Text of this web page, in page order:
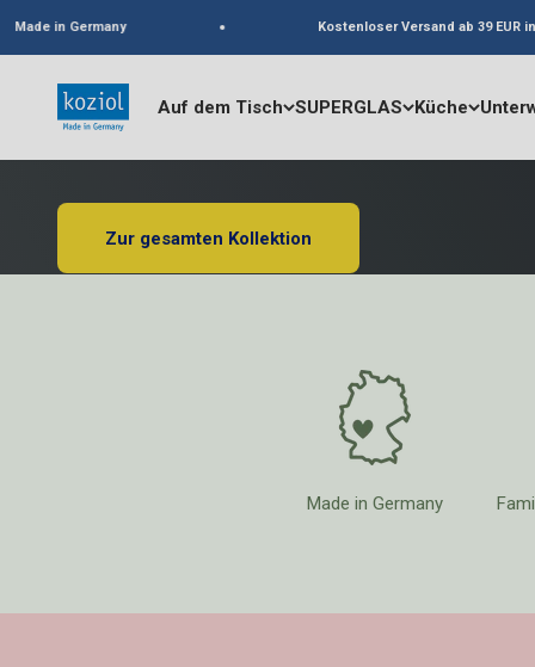
Germany Kostenloser Versand ab 39 EUR innerhalb
Auf dem Tisch SUPERGLAS Küche
koziol
Tauche ein in Bikini Bottom
20% Rabatt auf
Zur gesamten Kollektion
Made in Germany